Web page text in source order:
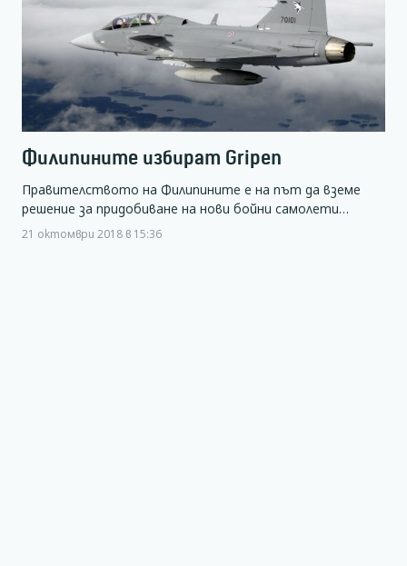
Филипините избират Gripen
Правителството на Филипините е на път да вземе
решение за придобиване на нови бойни самолети…
21 октомври 2018 в 15:36